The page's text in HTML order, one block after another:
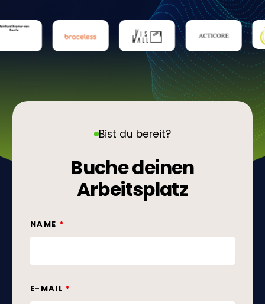
Bist du bereit?
Buche deinen
Arbeitsplatz
NAME *
E-MAIL *